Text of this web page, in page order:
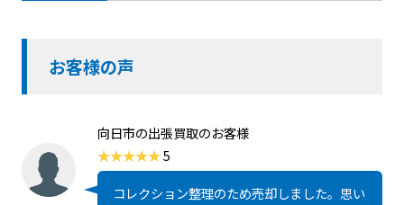
お客様の声
向日市の出張買取のお客様
5
コレクション整理のため売却しました。思い